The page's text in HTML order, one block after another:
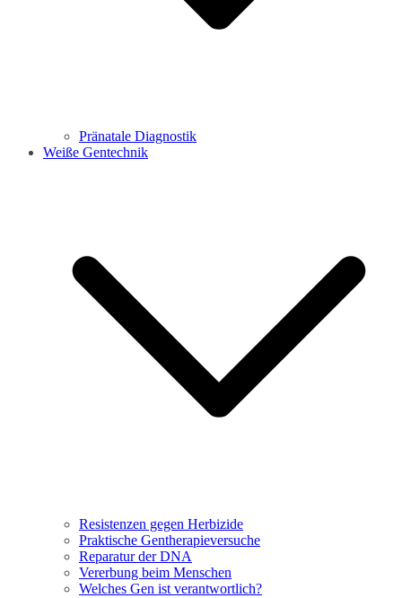
Pränatale Diagnostik
Weiße Gentechnik
Resistenzen gegen Herbizide
Praktische Gentherapieversuche
Reparatur der DNA
Vererbung beim Menschen
Welches Gen ist verantwortlich?